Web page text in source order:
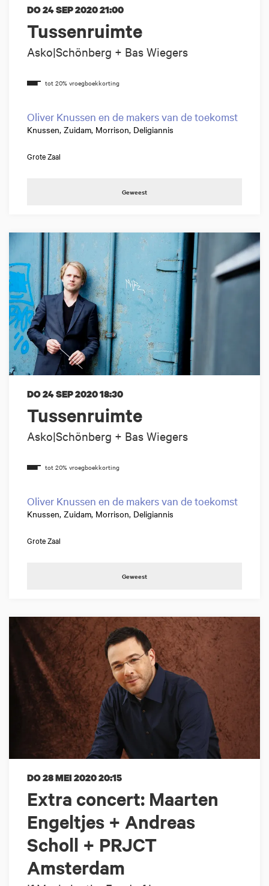
Tussenruimte
Asko|Schönberg + Bas Wiegers
DO 24 SEP 202021:00
Oliver Knussen en de makers van de toekomst
Knussen, Zuidam, Morrison, Deligiannis
Grote Zaal
Geweest
Tussenruimte
Asko|Schönberg + Bas Wiegers
DO 24 SEP 202018:30
Oliver Knussen en de makers van de toekomst
Knussen, Zuidam, Morrison, Deligiannis
Grote Zaal
Geweest
Extra concert: Maarten
Engeltjes + Andreas
Scholl + PRJCT
Amsterdam
DO 28 MEI 202020:15